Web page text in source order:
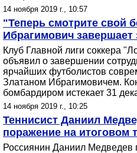
14 ноября 2019 г., 10:57
"Теперь смотрите свой
Ибрагимович завершает
Клуб Главной лиги соккера
объявил о завершении
ярчайших футболистов
Златаном Ибрагимовичем.
бомбардиром истекает 31
14 ноября 2019 г., 10:25
Теннисист Даниил
поражение на итоговом
Россиянин Даниил Медведев